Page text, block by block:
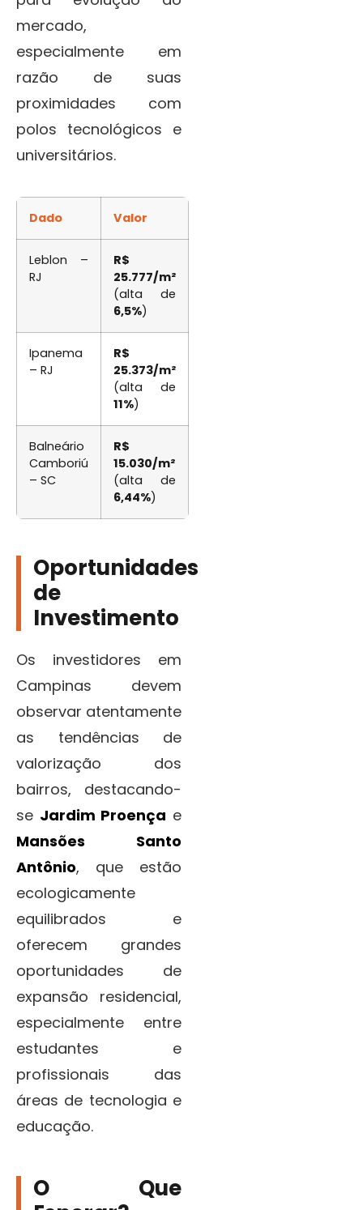
mercado,
especialmente em
razão de suas
proximidades com
polos tecnológicos e
universitários.
Dado Valor
Leblon –
RJ
R$
25.777/m²
(alta de
6,5%)
Ipanema
– RJ
R$
25.373/m²
(alta de
11%)
Balneário
Camboriú
– SC
R$
15.030/m²
(alta de
6,44%)
Oportunidades
de
Investimento
Os investidores em
Campinas devem
observar atentamente
as tendências de
valorização dos
bairros, destacando-
se Jardim Proença e
Mansões Santo
Antônio, que estão
ecologicamente
equilibrados e
oferecem grandes
oportunidades de
expansão residencial,
especialmente entre
estudantes e
profissionais das
áreas de tecnologia e
educação.
O Que